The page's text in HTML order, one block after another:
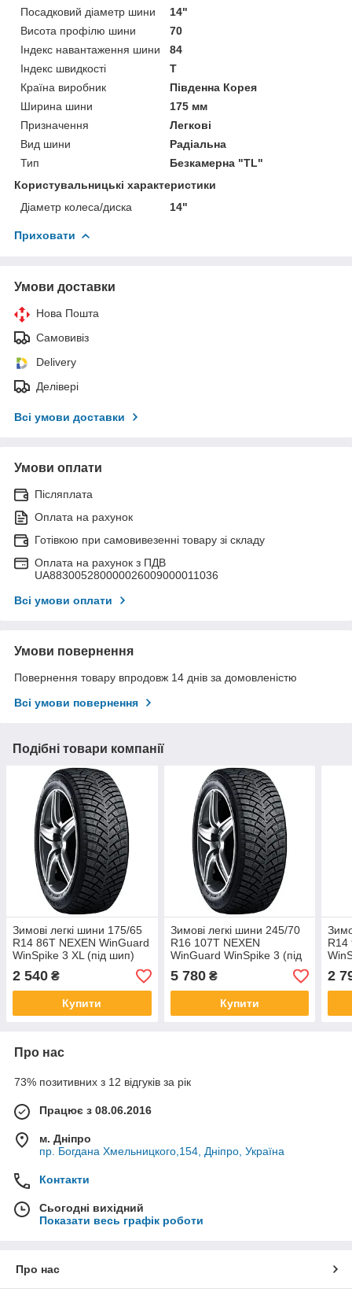
Посадковий діаметр шини
14"
Висота профілю шини
70
Індекс навантаження шини
84
Індекс швидкості
T
Країна виробник
Південна Корея
Ширина шини
175 мм
Призначення
Легкові
Вид шини
Радіальна
Тип
Безкамерна "TL"
Користувальницькі характеристики
Діаметр колеса/диска
14"
Приховати
Умови доставки
Нова Пошта
Самовивіз
Delivery
Делівері
Всі умови доставки
Умови оплати
Післяплата
Оплата на рахунок
Готівкою при самовивезенні товару зі складу
Оплата на рахунок з ПДВ
UA883005280000026009000011036
Всі умови оплати
Умови повернення
Повернення товару впродовж 14 днів за домовленістю
Всі умови повернення
Подібні товари компанії
Зимові легкі шини 175/65
R14 86T NEXEN WinGuard
WinSpike 3 XL (під шип)
2 540 ₴
Купити
Зимові легкі шини 245/70
R16 107T NEXEN
WinGuard WinSpike 3 (під
шип)
5 780₴
Купити
R14
2
Про нас
73% позитивних з 12 відгуків за рік
Працює з 08.06.2016
м. Дніпро
пр. Богдана Хмельницкого,154, Дніпро, Україна
Контакти
Сьогодні вихідний
Показати весь графік роботи
Про нас